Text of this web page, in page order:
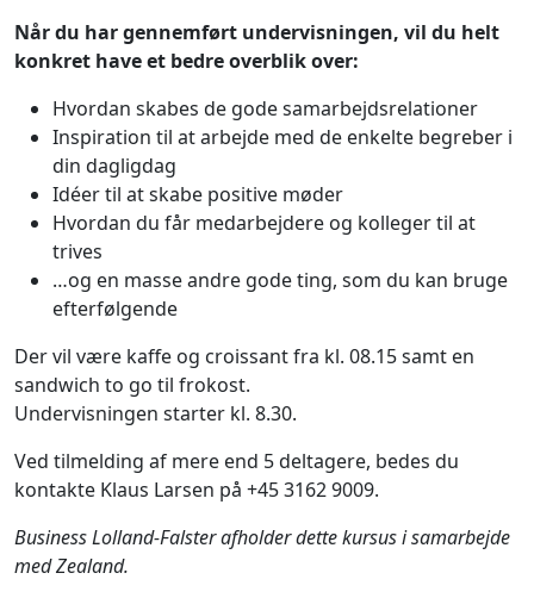
Når du har gennemført undervisningen, vil du helt
konkret have et bedre overblik over:
Hvordan skabes de gode samarbejdsrelationer
Inspiration til at arbejde med de enkelte begreber i
din dagligdag
Idéer til at skabe positive møder
Hvordan du får medarbejdere og kolleger til at
trives
…og en masse andre gode ting, som du kan bruge
efterfølgende
Der vil være kaffe og croissant fra kl. 08.15 samt en
sandwich to go til frokost.
Undervisningen starter kl. 8.30.
Ved tilmelding af mere end 5 deltagere, bedes du
kontakte Klaus Larsen på +45 3162 9009.
Business Lolland-Falster afholder dette kursus i samarbejde
med Zealand.